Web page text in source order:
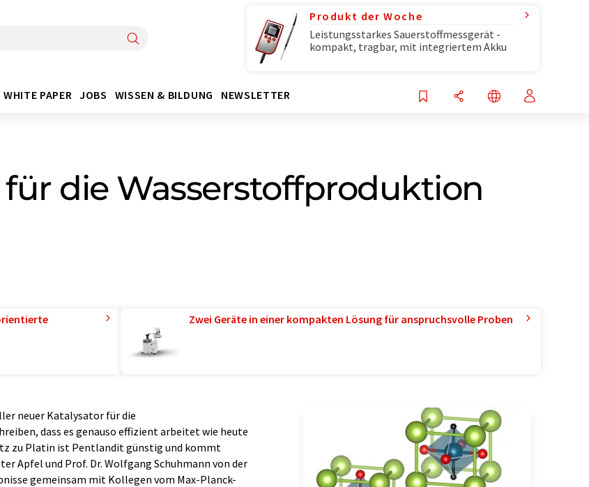
Produkt der Woche
Leistungsstarkes Sauerstoffmessgerät -
kompakt, tragbar, mit integriertem Akku
WHITE PAPER JOBS WISSEN & BILDUNG NEWSLETTER
die Wasserstoffproduktion
Zwei Geräte in einer kompakten Lösung für anspruchsvolle Proben
neuer Katalysator für die
dass es genauso effizient arbeitet wie heute
zu Platin ist Pentlandit günstig und kommt
Apfel und Prof. Dr. Wolfgang Schuhmann von der
gemeinsam mit Kollegen vom Max-Planck-